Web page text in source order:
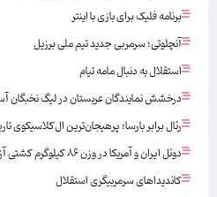
برنامه فلیک برای بازی با اینتر
آنچلوتی؛ سرمربی جدید تیم ملی برزیل
استقلال به دنبال مامه تیام
درخشش نمایندگان عربستان در لیگ نخبگان آسیا
رئال برابر بارسا؛ پرهیجان‌‌ترین ال‌کلاسیکوی تاریخ
دوئل ایران و آمریکا در وزن ۸۶ کیلوگرم کشتی آزاد
کاندیداهای سرمربیگری استقلال